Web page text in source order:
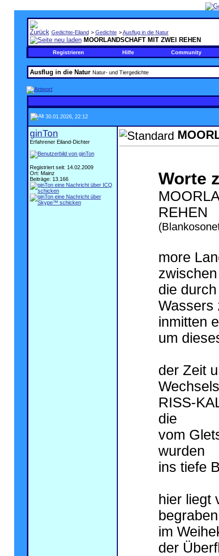
Gedichte-Eiland > Gedichte >Ausflug in die Natur
MOORLANDSCHAFT MIT ZWEI REHEN
Registrieren Hilfe Community
Ausflug in die Natur Natur- und Tiergedichte
30.01.2026, 22:12
ginTon
Erfahrener Eiland-Dichter
Registriert seit: 14.02.2009
Ort: Mainz
Beiträge: 13.166
Worte
REHEN
more
die
Wassers
inmitten
um
der Zeit
RISS-
die
vom
wurden
ins tiefe
hier liegt
begraben
im
der